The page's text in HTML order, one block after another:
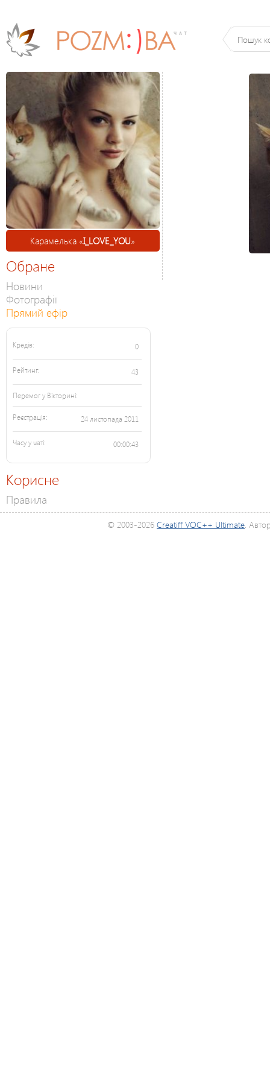
Карамелька «I_LOVE_YOU»
Обране
Новини
Фотографії
Прямий ефір
Кредів: 0
Рейтинг: 43
Перемог у Вікторині:
Реєстрація: 24 листопада 2011
Часу у чаті: 00:00:43
Корисне
Правила
© 2003-2026 Creatiff VOC++ Ultimate.